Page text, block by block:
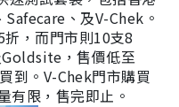
、及V-Chek。
，而門市則10支8
，售價低至
到。V-Chek門市購買
有限，售完即止。